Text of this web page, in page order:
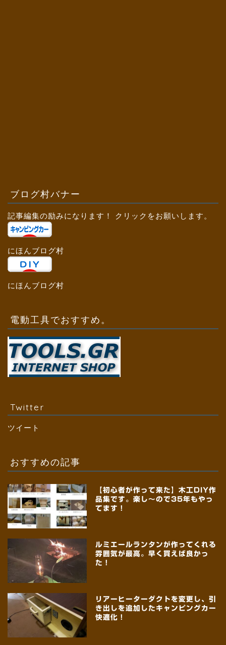
ブログ村バナー
記事編集の励みになります！ クリックをお願いします。
にほんブログ村
にほんブログ村
電動工具でおすすめ。
Twitter
ツイート
おすすめの記事
【初心者が作って来た】木工DIY作
品集です。楽し～ので35年もやっ
てます！
ルミエールランタンが作ってくれる
雰囲気が最高。早く買えば良かっ
た！
リアーヒーターダクトを変更し、引
き出しを追加したキャンピングカー
快適化！